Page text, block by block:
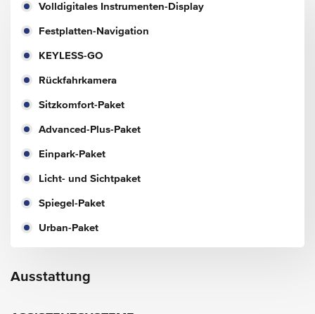
Volldigitales Instrumenten-Display
Festplatten-Navigation
KEYLESS-GO
Rückfahrkamera
Sitzkomfort-Paket
Advanced-Plus-Paket
Einpark-Paket
Licht- und Sichtpaket
Spiegel-Paket
Urban-Paket
Ausstattung